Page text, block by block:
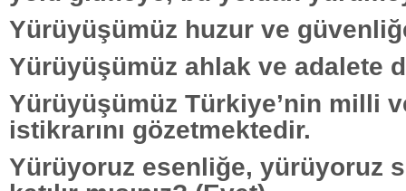
Yürüyüşümüz huzur ve
Yürüyüşümüz ahlak ve adalete
Yürüyüşümüz Türkiye’nin milli
istikrarını gözetmektedir.
Yürüyoruz esenliğe, yürüyoruz